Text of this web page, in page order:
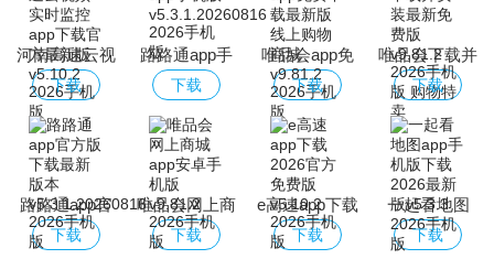
河南高速云视
频实时监控
app下载官方
最新版
下载
路路通app手
机版
下载
唯品会app免
费下载最新版
线上购物商城
下载
唯品会下载并
安装最新免费
下载
路路通app官
方版下载最新
下载
唯品会网上商
城app安卓手
下载
e高速app下载
2026官方免费
下载
一起看地图
app手机版下
下载